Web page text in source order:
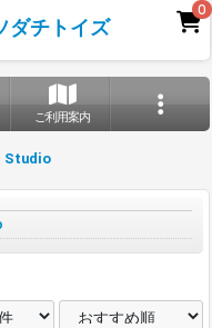
ダチトイズ
0
ご利用案内
Studio